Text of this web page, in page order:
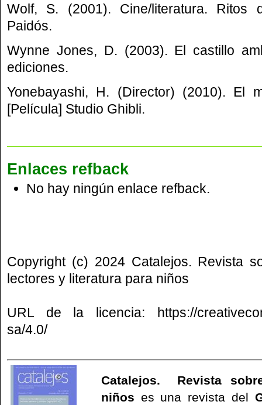
Wolf, S. (2001). Cine/literatura. Ritos
Paidós.
Wynne Jones, D. (2003). El castillo
ediciones.
Yonebayashi, H. (Director) (2010). El
[Película] Studio Ghibli.
Enlaces refback
No hay ningún enlace refback.
Copyright (c) 2024 Catalejos. Revista
lectores y literatura para niños
URL de la licencia:
https://
sa/4.0/
Catalejos. Revista
niños es una revista del